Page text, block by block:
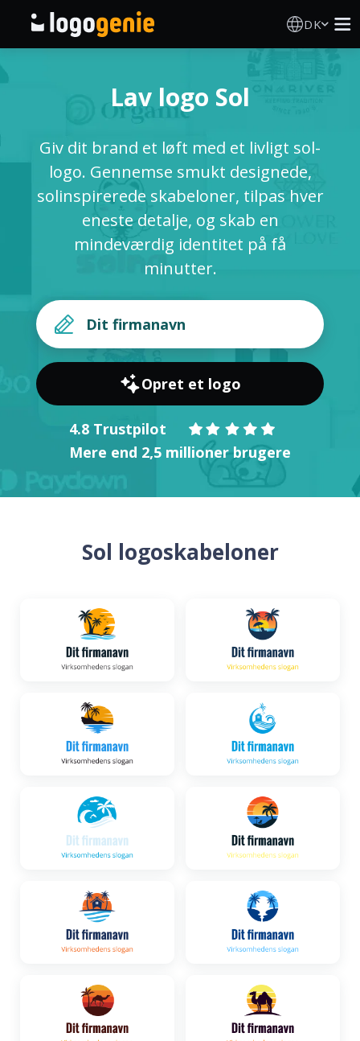
DK
AI logogenerator
Logoidéer
Trykte produkter
LOG IND
Lav logo Sol
Giv dit brand et løft med et livligt sol-
logo. Gennemse smukt designede,
solinspirerede skabeloner, tilpas hver
eneste detalje, og skab en
mindeværdig identitet på få
minutter.
Opret et logo
4.8 Trustpilot
Mere end 2,5 millioner brugere
Sol logoskabeloner